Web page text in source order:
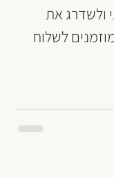
ולשדרג את
לשלוח